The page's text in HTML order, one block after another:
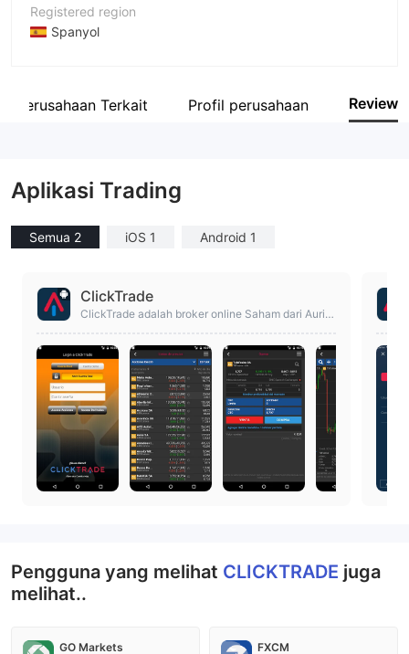
Registered region
Spanyol
Nama perusahaan
Perusahaan Terkait Profil perusahaan Review
Aplikasi Trading
Semua 2 iOS 1 Android 1
ClickTrade
ClickTrade adalah broker online Saham dari Aurig
Pengguna yang melihat CLICKTRADE juga
melihat..
GO Markets FXCM